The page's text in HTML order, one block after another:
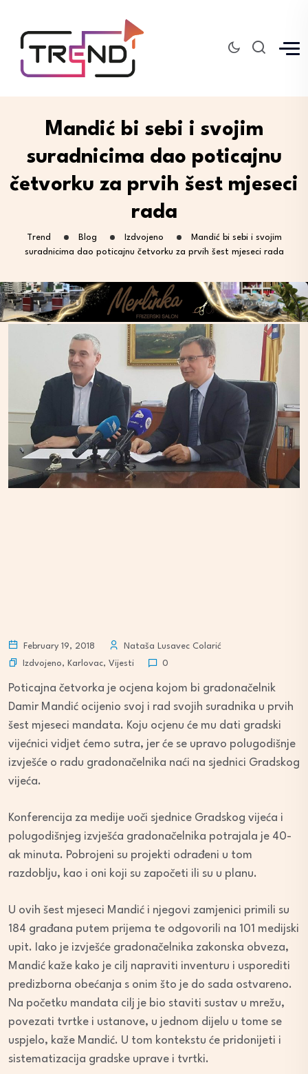
Mandić bi sebi i svojim
suradnicima dao poticajnu
četvorku za prvih šest mjeseci
rada
Trend Blog Izdvojeno
Mandić bi sebi i svojim
suradnicima dao poticajnu četvorku za prvih šest mjeseci rada
February 19, 2018
Nataša Lusavec Colarić
Izdvojeno, Karlovac, Vijesti 0
Poticajna četvorka je ocjena kojom bi gradonačelnik
Damir Mandić ocijenio svoj i rad svojih suradnika u prvih
šest mjeseci mandata. Koju ocjenu će mu dati gradski
vijećnici vidjet ćemo sutra, jer će se upravo polugodišnje
izvješće o radu gradonačelnika naći na sjednici Gradskog
vijeća.
Konferencija za medije uoči sjednice Gradskog vijeća i
polugodišnjeg izvješća gradonačelnika potrajala je 40-
ak minuta. Pobrojeni su projekti odrađeni u tom
razdoblju, kao i oni koji su započeti ili su u planu.
U ovih šest mjeseci Mandić i njegovi zamjenici primili su
184 građana putem prijema te odgovorili na 101 medijski
upit. Iako je izvješće gradonačelnika zakonska obveza,
Mandić kaže kako je cilj napraviti inventuru i usporediti
predizborna obećanja s onim što je do sada ostvareno.
Na početku mandata cilj je bio staviti sustav u mrežu,
povezati tvrtke i ustanove, u jednom dijelu u tome se
uspjelo, kaže Mandić. U tom kontekstu će pridonijeti i
sistematizacija gradske uprave i tvrtki.